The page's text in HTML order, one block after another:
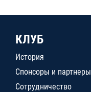
КЛУБ
История
Спонсоры и партнеры
Сотрудничество